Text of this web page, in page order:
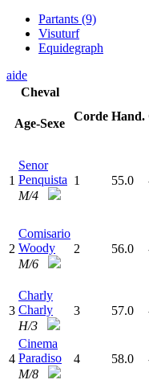
Partants (9)
Visuturf
Equidegraph
aide
Cheval
Age-Sexe
Corde Hand.
1
Senor
Penquista
M/4
1 55.0
2
Comisario
Woody
M/6
2 56.0
3
Charly
Charly
H/3
3 57.0
4
Cinema
Paradiso
M/8
4 58.0